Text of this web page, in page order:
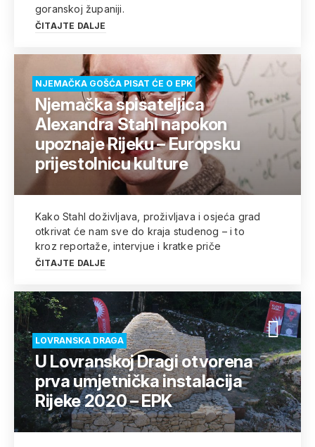
goranskoj županiji.
ČITAJTE DALJE
NJEMAČKA GOŠĆA PISAT ĆE O EPK
Njemačka spisateljica
Alexandra Stahl napokon
upoznaje Rijeku – Europsku
prijestolnicu kulture
Kako Stahl doživljava, proživljava i osjeća grad
otkrivat će nam sve do kraja studenog – i to
kroz reportaže, intervjue i kratke priče
ČITAJTE DALJE
LOVRANSKA DRAGA
U Lovranskoj Dragi otvorena
prva umjetnička instalacija
Rijeke 2020 – EPK